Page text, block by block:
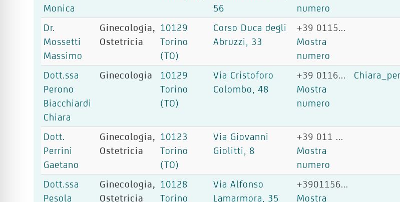
Monica
56
numero
Dr.
Mossetti
Massimo
Ginecologia,
Ostetricia
10129
Torino
(TO)
Corso Duca degli
Abruzzi, 33
+39 0115...
Mostra
numero
Dott.ssa
Perono
Biacchiardi
Chiara
Ginecologia
10129
Torino
(TO)
Via Cristoforo
Colombo, 48
+39 0116...
Mostra
numero
Dott.
Perrini
Gaetano
Ginecologia,
Ostetricia
10123
Torino
(TO)
Via Giovanni
Giolitti, 8
+39 011 ...
Mostra
numero
Dott.ssa
Pesola
Ginecologia,
Ostetricia
10128
Torino
Via Alfonso
Lamarmora, 35
+3901156...
Mostra